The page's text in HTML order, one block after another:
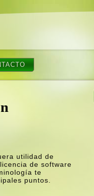
utilidad de
de software
te
puntos.